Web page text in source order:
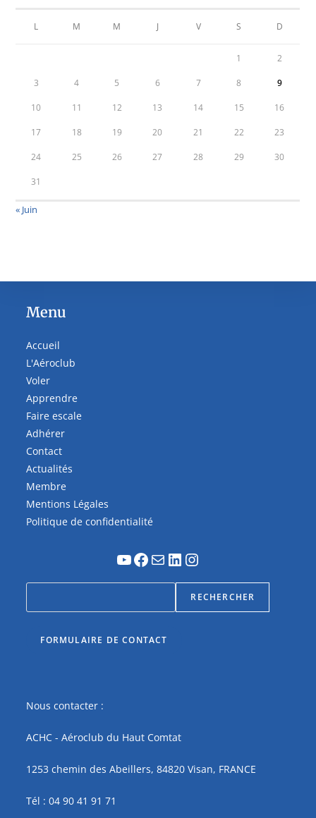
L M M J V S D
1 2
3 4 5 6 7 8 9
10 11 12 13 14 15 16
17 18 19 20 21 22 23
24 25 26 27 28 29 30
31
« Juin
Menu
Accueil
L'Aéroclub
Voler
Apprendre
Faire escale
Adhérer
Contact
Actualités
Membre
Mentions Légales
Politique de confidentialité
RECHERCHER
FORMULAIRE DE CONTACT
Nous contacter :
ACHC - Aéroclub du Haut Comtat
1253 chemin des Abeillers, 84820 Visan, FRANCE
Tél : 04 90 41 91 71